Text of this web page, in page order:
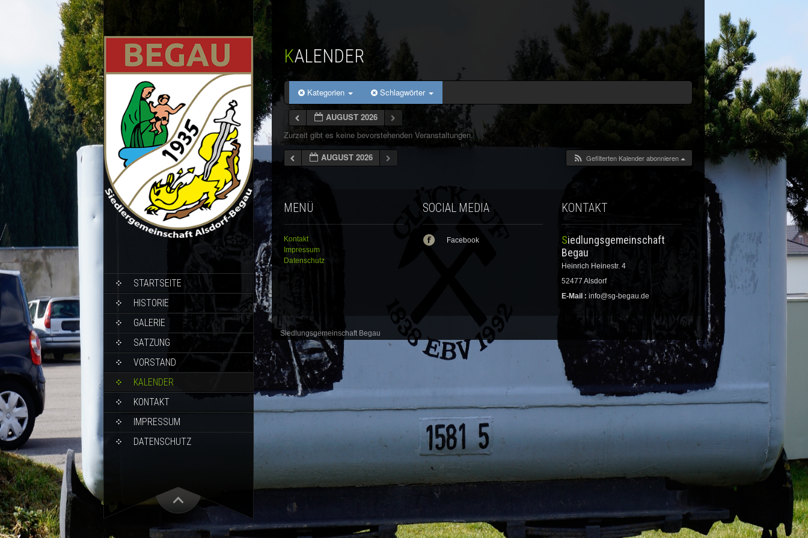
STARTSEITE
HISTORIE
GALERIE
SATZUNG
VORSTAND
KALENDER
KONTAKT
IMPRESSUM
DATENSCHUTZ
KALENDER
Kategorien Schlagwörter
AUGUST 2026
Zurzeit gibt es keine bevorstehenden Veranstaltungen.
AUGUST 2026
Gefilterten Kalender abonnieren
MENÜ
Kontakt
Impressum
Datenschutz
SOCIAL MEDIA
Facebook
KONTAKT
Siedlungsgemeinschaft
Begau
Heinrich Heinestr. 4
52477 Alsdorf
E-Mail : info@sg-begau.de
Siedlungsgemeinschaft Begau